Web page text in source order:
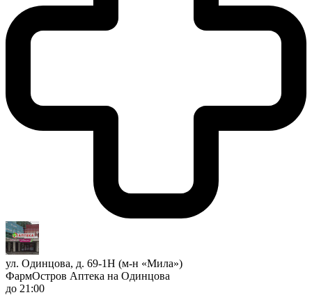
ул. Одинцова, д. 69-1Н (м-н «Мила»)
ФармОстров Аптека на Одинцова
до 21:00